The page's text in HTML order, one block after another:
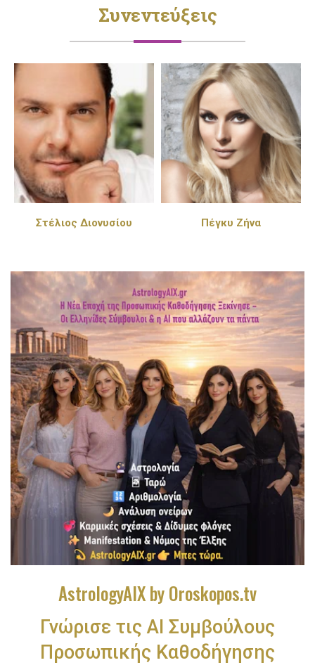
Συνεντεύξεις
Στέλιος Διονυσίου Πέγκυ Ζήνα
AstrologyAIX by Oroskopos.tv
Γνώρισε τις ΑΙ Συμβούλους
Προσωπικής Καθοδήγησης